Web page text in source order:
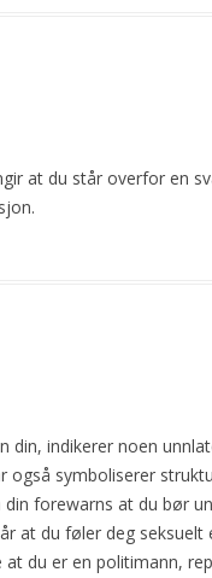
at du står overfor en
din, indikerer noen
også symboliserer
forewarns at du bør
at du føler deg seksuelt
at du er en politimann,